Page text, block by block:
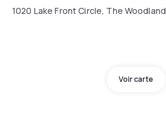
1020 Lake Front Circle, The
Voir carte